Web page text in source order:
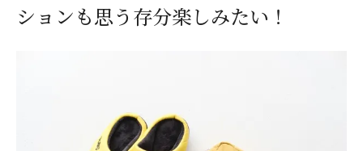
ションも思う存分楽しみたい！